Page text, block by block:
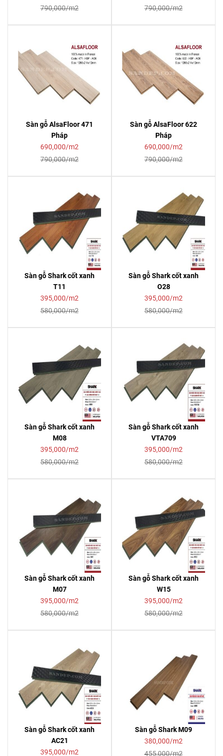
790,000/m2
790,000/m2
Sàn gỗ AlsaFloor 471
Pháp
690,000/m2
790,000/m2
Sàn gỗ AlsaFloor 622
Pháp
690,000/m2
790,000/m2
Sàn gỗ Shark cốt xanh
T11
395,000/m2
580,000/m2
Sàn gỗ Shark cốt xanh
O28
395,000/m2
580,000/m2
Sàn gỗ Shark cốt xanh
M08
395,000/m2
580,000/m2
Sàn gỗ Shark cốt xanh
VTA709
395,000/m2
580,000/m2
Sàn gỗ Shark cốt xanh
M07
395,000/m2
580,000/m2
Sàn gỗ Shark cốt xanh
W15
395,000/m2
580,000/m2
Sàn gỗ Shark cốt xanh
AC21
395,000/m2
Sàn gỗ Shark M09
380,000/m2
455,000/m2